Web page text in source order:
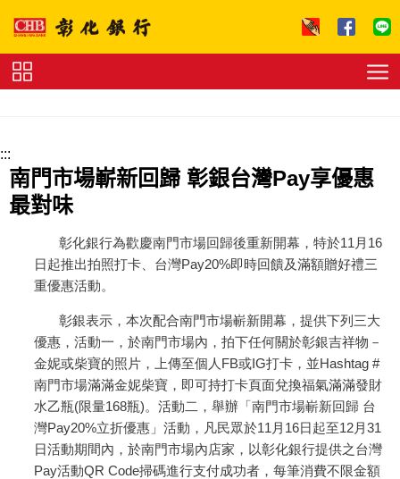
證
標
準
理
財
:::
南門市場嶄新回歸 彰銀台灣Pay享優惠
最對味
彰化銀行為歡慶南門市場回歸後重新開幕，特於11月16
日起推出拍照打卡、台灣Pay20%即時回饋及滿額贈好禮三
重優惠活動。
彰銀表示，本次配合南門市場嶄新開幕，提供下列三大
優惠，活動一，於南門市場內，拍下任何關於彰銀吉祥物－
金妮或柴寶的照片，上傳至個人FB或IG打卡，並Hashtag #
南門市場滿滿金妮柴寶，即可持打卡頁面兌換福氣滿滿發財
水乙瓶(限量168瓶)。活動二，舉辦「南門市場嶄新回歸 台
灣Pay20%立折優惠」活動，凡民眾於11月16日起至12月31
日活動期間內，於南門市場內店家，以彰化銀行提供之台灣
Pay活動QR Code掃碼進行支付成功者，每筆消費不限金額